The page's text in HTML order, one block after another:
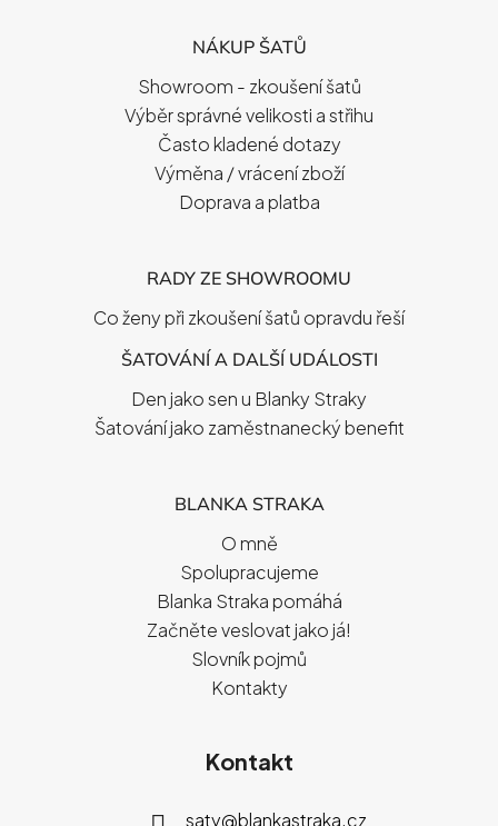
NÁKUP ŠATŮ
Showroom - zkoušení šatů
Výběr správné velikosti a střihu
Často kladené dotazy
Výměna / vrácení zboží
Doprava a platba
RADY ZE SHOWROOMU
Co ženy při zkoušení šatů opravdu řeší
ŠATOVÁNÍ A DALŠÍ UDÁLOSTI
Den jako sen u Blanky Straky
Šatování jako zaměstnanecký benefit
BLANKA STRAKA
O mně
Spolupracujeme
Blanka Straka pomáhá
Začněte veslovat jako já!
Slovník pojmů
Kontakty
Kontakt
saty@blankastraka.cz